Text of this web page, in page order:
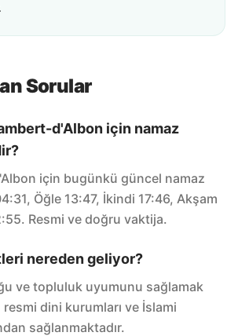
Sorular
d'Albon için namaz
için bugünkü güncel namaz
Öğle 13:47, İkindi 17:46, Akşam
Resmi ve doğru vaktija.
nereden geliyor?
ve topluluk uyumunu sağlamak
dini kurumları ve İslami
sağlanmaktadır.